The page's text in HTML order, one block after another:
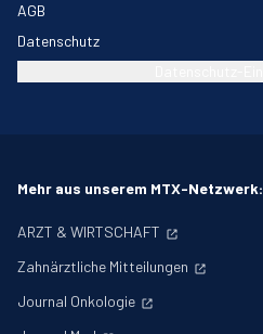
AGB
Datenschutz
Mehr aus unserem MTX-Netzwerk:
ARZT & WIRTSCHAFT
Zahnärztliche Mitteilungen
Journal Onkologie